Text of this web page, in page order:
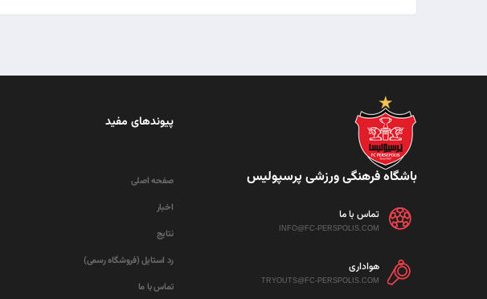
باشگاه فرهنگی ورزشی پرسپولیس
تماس با ما
INFO@FC-PERSPOLIS.COM
هواداری
TRYOUTS@FC-PERSPOLIS.COM
پیوندهای مفید
صفحه اصلی
اخبار
نتایج
رد استایل (فروشگاه رسمی)
تماس با ما